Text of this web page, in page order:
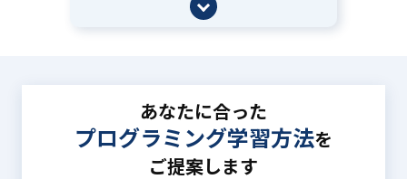
あなたに合った
プログラミング学習方法を
ご提案します